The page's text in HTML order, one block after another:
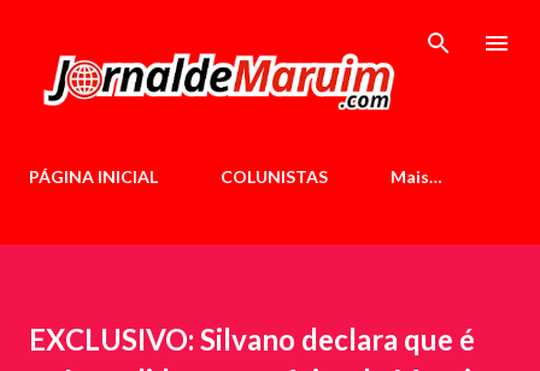
PÁGINA INICIAL COLUNISTAS Mais…
EXCLUSIVO: Silvano declara que é